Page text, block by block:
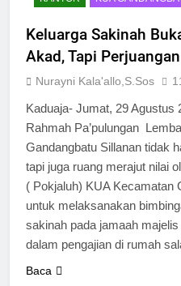
Keluarga Sakinah
Akad, Tapi
Nurayni Kala'allo,S.Sos
Kaduaja- Jumat, 29 Agustus
Rahmah Pa’pulungan
Gandangbatu Sillanan tidak
tapi juga ruang merajut nilai
( Pokjaluh) KUA Kecamatan
untuk melaksanakan
sakinah pada jamaah
dalam pengajian di rumah
Baca